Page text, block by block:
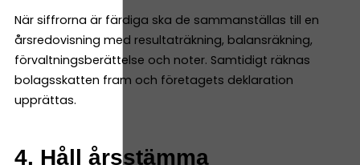
När siffrorna är färdiga ska de sammanställas till en
årsredovisning med resultaträkning, balansräkning,
förvaltningsberättelse och noter. Samtidigt räknas
bolagsskatten fram och företagets deklaration
upprättas.
4. Håll årsstämma